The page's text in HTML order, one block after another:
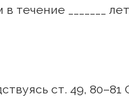
течение _______
ст. 49, 80–81